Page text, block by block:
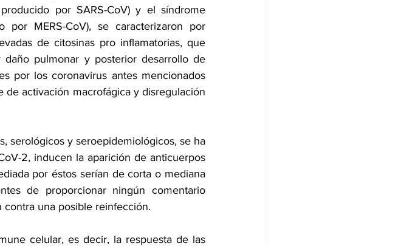
por SARS-CoV) y el síndrome
por MERS-CoV), se caracterizaron por
de citosinas pro inflamatorias, que
pulmonar y posterior desarrollo de
por los coronavirus antes mencionados
activación macrofágica y disregulación
serológicos y seroepidemiológicos, se ha
2, inducen la aparición de anticuerpos
por éstos serían de corta o mediana
de proporcionar ningún comentario
una posible reinfección.
celular, es decir, la respuesta de las